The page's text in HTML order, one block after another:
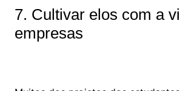
7. Cultivar elos com a
empresas